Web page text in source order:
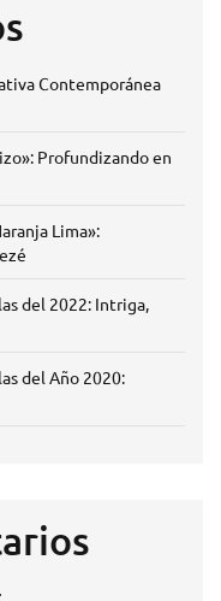
Contemporánea
Profundizando en
Lima»:
del 2022: Intriga,
del Año 2020: